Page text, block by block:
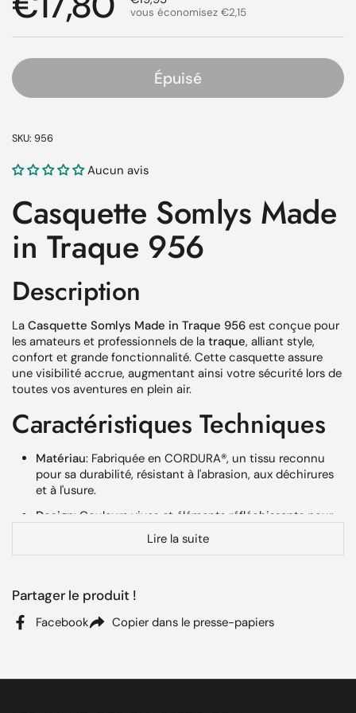
vous économisez €2,15
Épuisé
SKU: 956
Aucun avis
Casquette Somlys Made
in Traque 956
Description
La Casquette Somlys Made in Traque 956 est conçue pour
les amateurs et professionnels de la traque, alliant style,
confort et grande fonctionnalité. Cette casquette assure
une visibilité accrue, augmentant ainsi votre sécurité lors de
toutes vos aventures en plein air.
Caractéristiques Techniques
Matériau: Fabriquée en CORDURA®, un tissu reconnu
pour sa durabilité, résistant à l'abrasion, aux déchirures
et à l'usure.
Design: Couleurs vives et éléments réfléchissants pour
une meilleure visibilité.
Imperméabilité: Protège contre la pluie, assurant
Ajustement parfait
l'arrière pour un maintien optimal.
Pensée pour leschasseurs actifs, cette casquette est un
Lire la suite
Partager le produit !
Facebook Copier dans le presse-papiers